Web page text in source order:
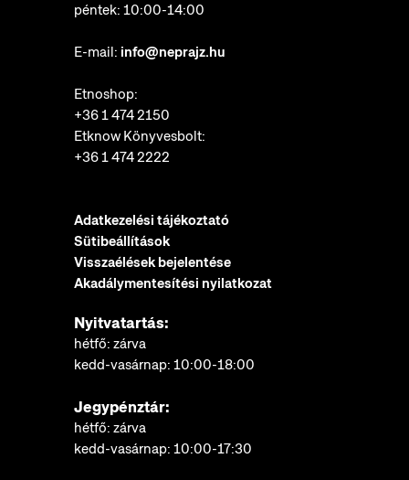
péntek: 10:00-14:00
E-mail: info@neprajz.hu
Etnoshop:
+36 1 474 2150
Etknow Könyvesbolt:
+36 1 474 2222
Adatkezelési tájékoztató
Sütibeállítások
Visszaélések bejelentése
Akadálymentesítési nyilatkozat
Nyitvatartás:
hétfő: zárva
kedd-vasárnap: 10:00-18:00
Jegypénztár:
hétfő: zárva
kedd-vasárnap: 10:00-17:30